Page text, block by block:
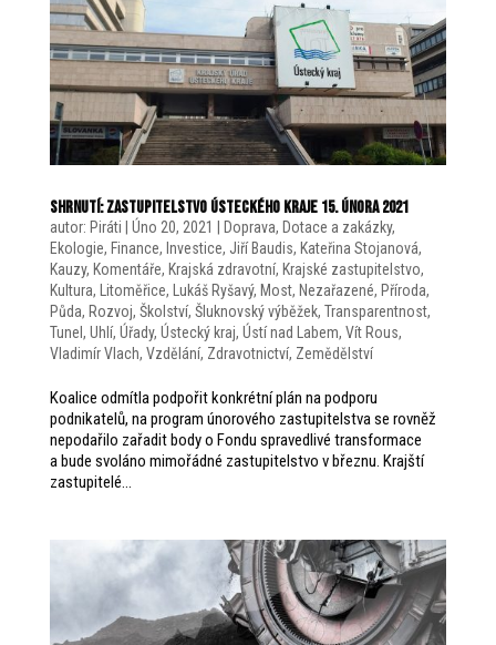
SHRNUTÍ: Zastupitelstvo Ústeckého kraje 15. února 2021
autor: Piráti | Úno 20, 2021 | Doprava, Dotace a zakázky,
Ekologie, Finance, Investice, Jiří Baudis, Kateřina Stojanová,
Kauzy, Komentáře, Krajská zdravotní, Krajské zastupitelstvo,
Kultura, Litoměřice, Lukáš Ryšavý, Most, Nezařazené, Příroda,
Půda, Rozvoj, Školství, Šluknovský výběžek, Transparentnost,
Tunel, Uhlí, Úřady, Ústecký kraj, Ústí nad Labem, Vít Rous,
Vladimír Vlach, Vzdělání, Zdravotnictví, Zemědělství
Koalice odmítla podpořit konkrétní plán na podporu
podnikatelů, na program únorového zastupitelstva se rovněž
nepodařilo zařadit body o Fondu spravedlivé transformace
a bude svoláno mimořádné zastupitelstvo v březnu. Krajští
zastupitelé...